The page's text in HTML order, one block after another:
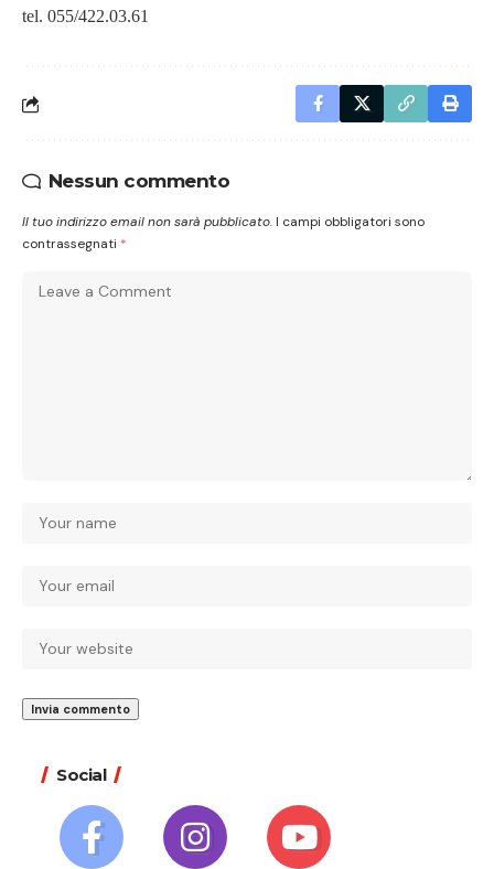
tel. 055/422.03.61
Nessun commento
Il tuo indirizzo email non sarà pubblicato. I campi obbligatori sono
contrassegnati *
Social